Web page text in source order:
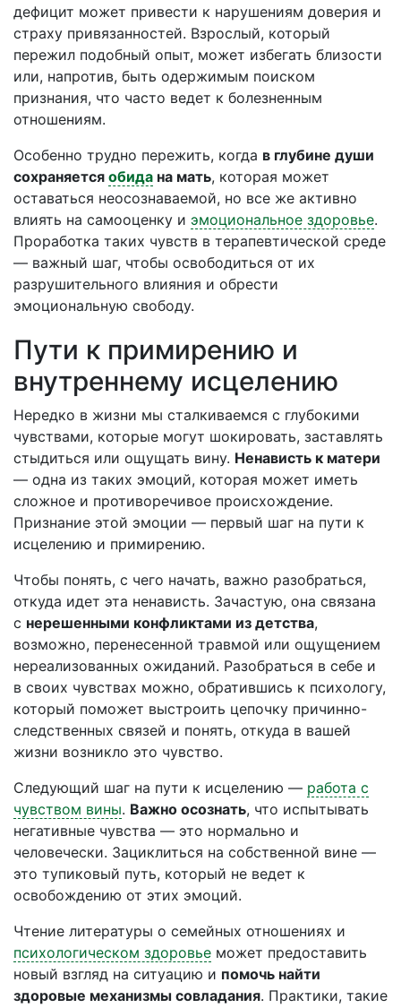
дефицит может привести к нарушениям доверия и
страху привязанностей. Взрослый, который
пережил подобный опыт, может избегать близости
или, напротив, быть одержимым поиском
признания, что часто ведет к болезненным
отношениям.
Особенно трудно пережить, когда в глубине души
сохраняется обида на мать, которая может
оставаться неосознаваемой, но все же активно
влиять на самооценку и эмоциональное здоровье.
Проработка таких чувств в терапевтической среде
— важный шаг, чтобы освободиться от их
разрушительного влияния и обрести
эмоциональную свободу.
Пути к примирению и
внутреннему исцелению
Нередко в жизни мы сталкиваемся с глубокими
чувствами, которые могут шокировать, заставлять
стыдиться или ощущать вину. Ненависть к матери
— одна из таких эмоций, которая может иметь
сложное и противоречивое происхождение.
Признание этой эмоции — первый шаг на пути к
исцелению и примирению.
Чтобы понять, с чего начать, важно разобраться,
откуда идет эта ненависть. Зачастую, она связана
с нерешенными конфликтами из детства,
возможно, перенесенной травмой или ощущением
нереализованных ожиданий. Разобраться в себе и
в своих чувствах можно, обратившись к психологу,
который поможет выстроить цепочку причинно-
следственных связей и понять, откуда в вашей
жизни возникло это чувство.
Следующий шаг на пути к исцелению — работа с
чувством вины. Важно осознать, что испытывать
негативные чувства — это нормально и
человечески. Зациклиться на собственной вине —
это тупиковый путь, который не ведет к
освобождению от этих эмоций.
Чтение литературы о семейных отношениях и
психологическом здоровье может предоставить
новый взгляд на ситуацию и помочь найти
здоровые механизмы совладания. Практики, такие